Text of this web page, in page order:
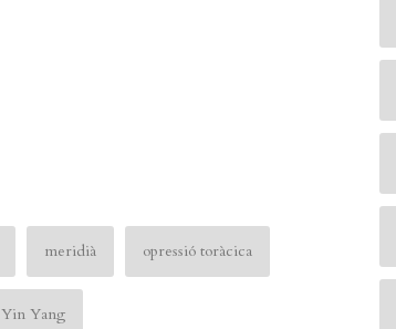
meridià opressió toràcica
Yin Yang